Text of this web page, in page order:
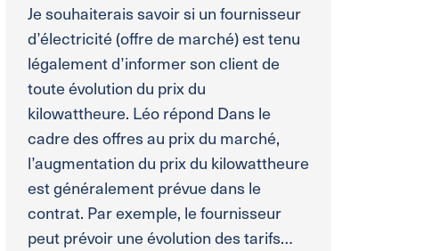
Je souhaiterais savoir si un fournisseur
d’électricité (offre de marché) est tenu
légalement d’informer son client de
toute évolution du prix du
kilowattheure. Léo répond Dans le
cadre des offres au prix du marché,
l’augmentation du prix du kilowattheure
est généralement prévue dans le
contrat. Par exemple, le fournisseur
peut prévoir une évolution des tarifs…